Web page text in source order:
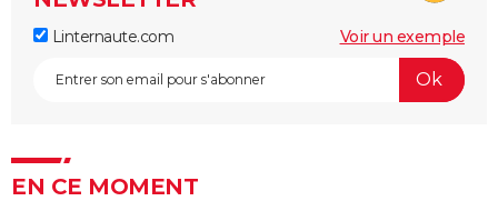
Linternaute.com Voir un exemple
EN CE MOMENT